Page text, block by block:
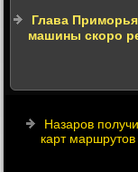
Глава
машины скоро
Назаров
карт маршрутов